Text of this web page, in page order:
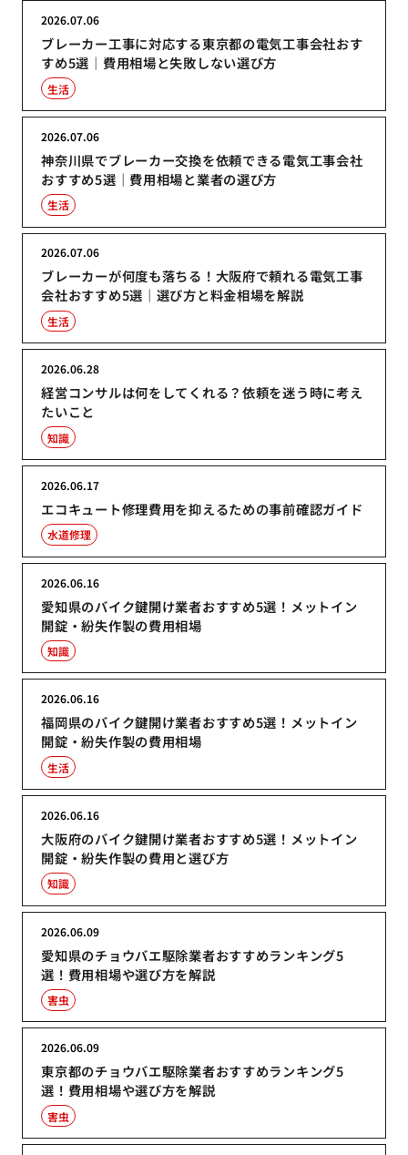
ブレーカー工事に対応する東京都の電気工事会社おす
すめ5選｜費用相場と失敗しない選び方
2026.07.06
生活
神奈川県でブレーカー交換を依頼できる電気工事会社
おすすめ5選｜費用相場と業者の選び方
2026.07.06
生活
ブレーカーが何度も落ちる！大阪府で頼れる電気工事
会社おすすめ5選｜選び方と料金相場を解説
2026.07.06
生活
経営コンサルは何をしてくれる？依頼を迷う時に考え
たいこと
2026.06.28
知識
エコキュート修理費用を抑えるための事前確認ガイド
2026.06.17
水道修理
愛知県のバイク鍵開け業者おすすめ5選！メットイン
開錠・紛失作製の費用相場
2026.06.16
知識
福岡県のバイク鍵開け業者おすすめ5選！メットイン
開錠・紛失作製の費用相場
2026.06.16
生活
大阪府のバイク鍵開け業者おすすめ5選！メットイン
開錠・紛失作製の費用と選び方
2026.06.16
知識
愛知県のチョウバエ駆除業者おすすめランキング5
選！費用相場や選び方を解説
2026.06.09
害虫
東京都のチョウバエ駆除業者おすすめランキング5
選！費用相場や選び方を解説
2026.06.09
害虫